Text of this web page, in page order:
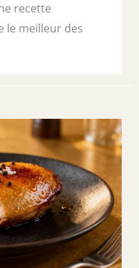
recette
le meilleur des